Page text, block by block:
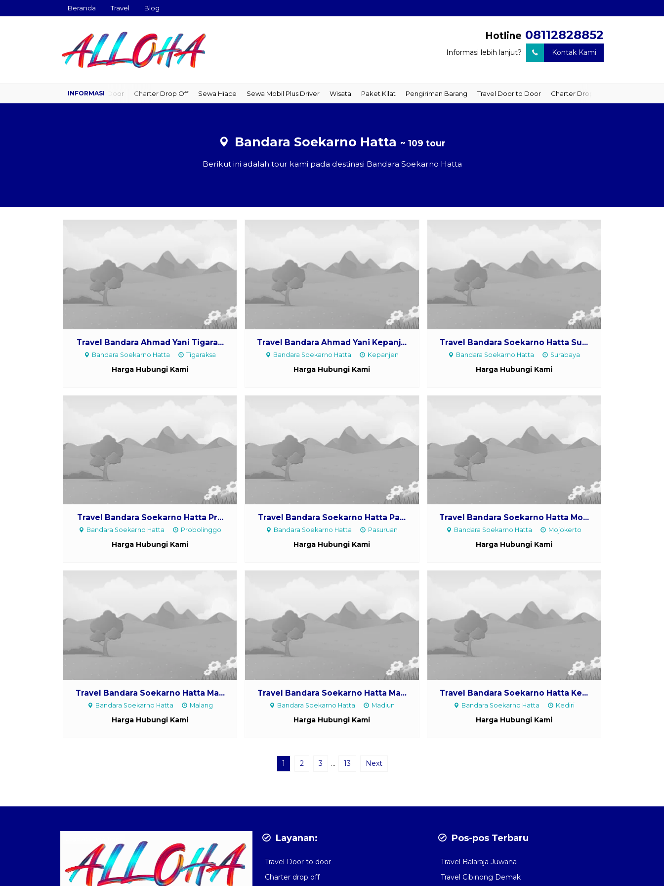
Beranda Travel Blog
Hotline 08112828852
Informasi lebih lanjut? Kontak Kami
Travel Door to Door Charter Drop Off Sewa Hiace Sewa Mobil Plus Driver Wisata Paket Kilat Pengiriman Barang Travel Door to Door Charter Drop Off
Bandara Soekarno Hatta ~ 109 tour
Berikut ini adalah tour kami pada destinasi Bandara Soekarno Hatta
Travel Bandara Ahmad Yani Tigara...
Bandara Soekarno Hatta Tigaraksa
Harga Hubungi Kami
Travel Bandara Ahmad Yani Kepanj...
Bandara Soekarno Hatta Kepanjen
Harga Hubungi Kami
Travel Bandara Soekarno Hatta Su...
Bandara Soekarno Hatta Surabaya
Harga Hubungi Kami
Travel Bandara Soekarno Hatta Pr...
Bandara Soekarno Hatta Probolinggo
Harga Hubungi Kami
Travel Bandara Soekarno Hatta Pa...
Bandara Soekarno Hatta Pasuruan
Harga Hubungi Kami
Travel Bandara Soekarno Hatta Mo...
Bandara Soekarno Hatta Mojokerto
Harga Hubungi Kami
Travel Bandara Soekarno Hatta Ma...
Bandara Soekarno Hatta Malang
Harga Hubungi Kami
Travel Bandara Soekarno Hatta Ma...
Bandara Soekarno Hatta Madiun
Harga Hubungi Kami
Travel Bandara Soekarno Hatta Ke...
Bandara Soekarno Hatta Kediri
Harga Hubungi Kami
1 2 3 … 13 Next
Layanan:
Travel Door to door
Charter drop off
Pos-pos Terbaru
Travel Balaraja Juwana
Travel Cibinong Demak